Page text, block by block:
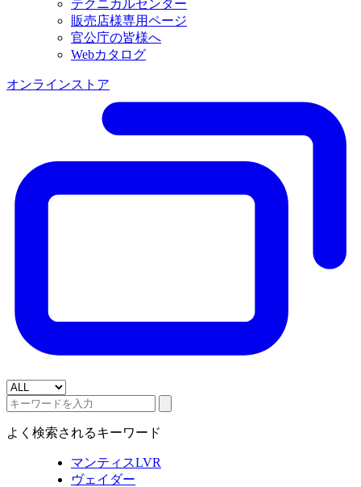
テクニカルセンター
販売店様専用ページ
官公庁の皆様へ
Webカタログ
オンラインストア
よく検索されるキーワード
マンティスLVR
ヴェイダー